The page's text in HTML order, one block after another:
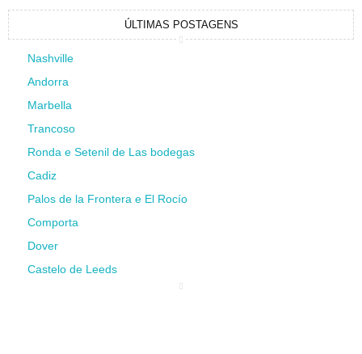
ÚLTIMAS POSTAGENS
Nashville
Andorra
Marbella
Trancoso
Ronda e Setenil de Las bodegas
Cadiz
Palos de la Frontera e El Rocío
Comporta
Dover
Castelo de Leeds